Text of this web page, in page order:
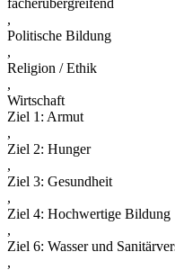
fächerübergreifend
,
Politische Bildung
,
Religion / Ethik
,
Wirtschaft
Ziel 1: Armut
,
Ziel 2: Hunger
,
Ziel 3: Gesundheit
,
Ziel 4: Hochwertige Bildung
,
Ziel 6: Wasser und
,